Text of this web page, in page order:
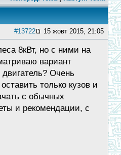
#13722 15 жовт 2015, 21:05
8кВт, но с ними на
вариант
Очень
только кузов и
с обычных
и рекомендации, с